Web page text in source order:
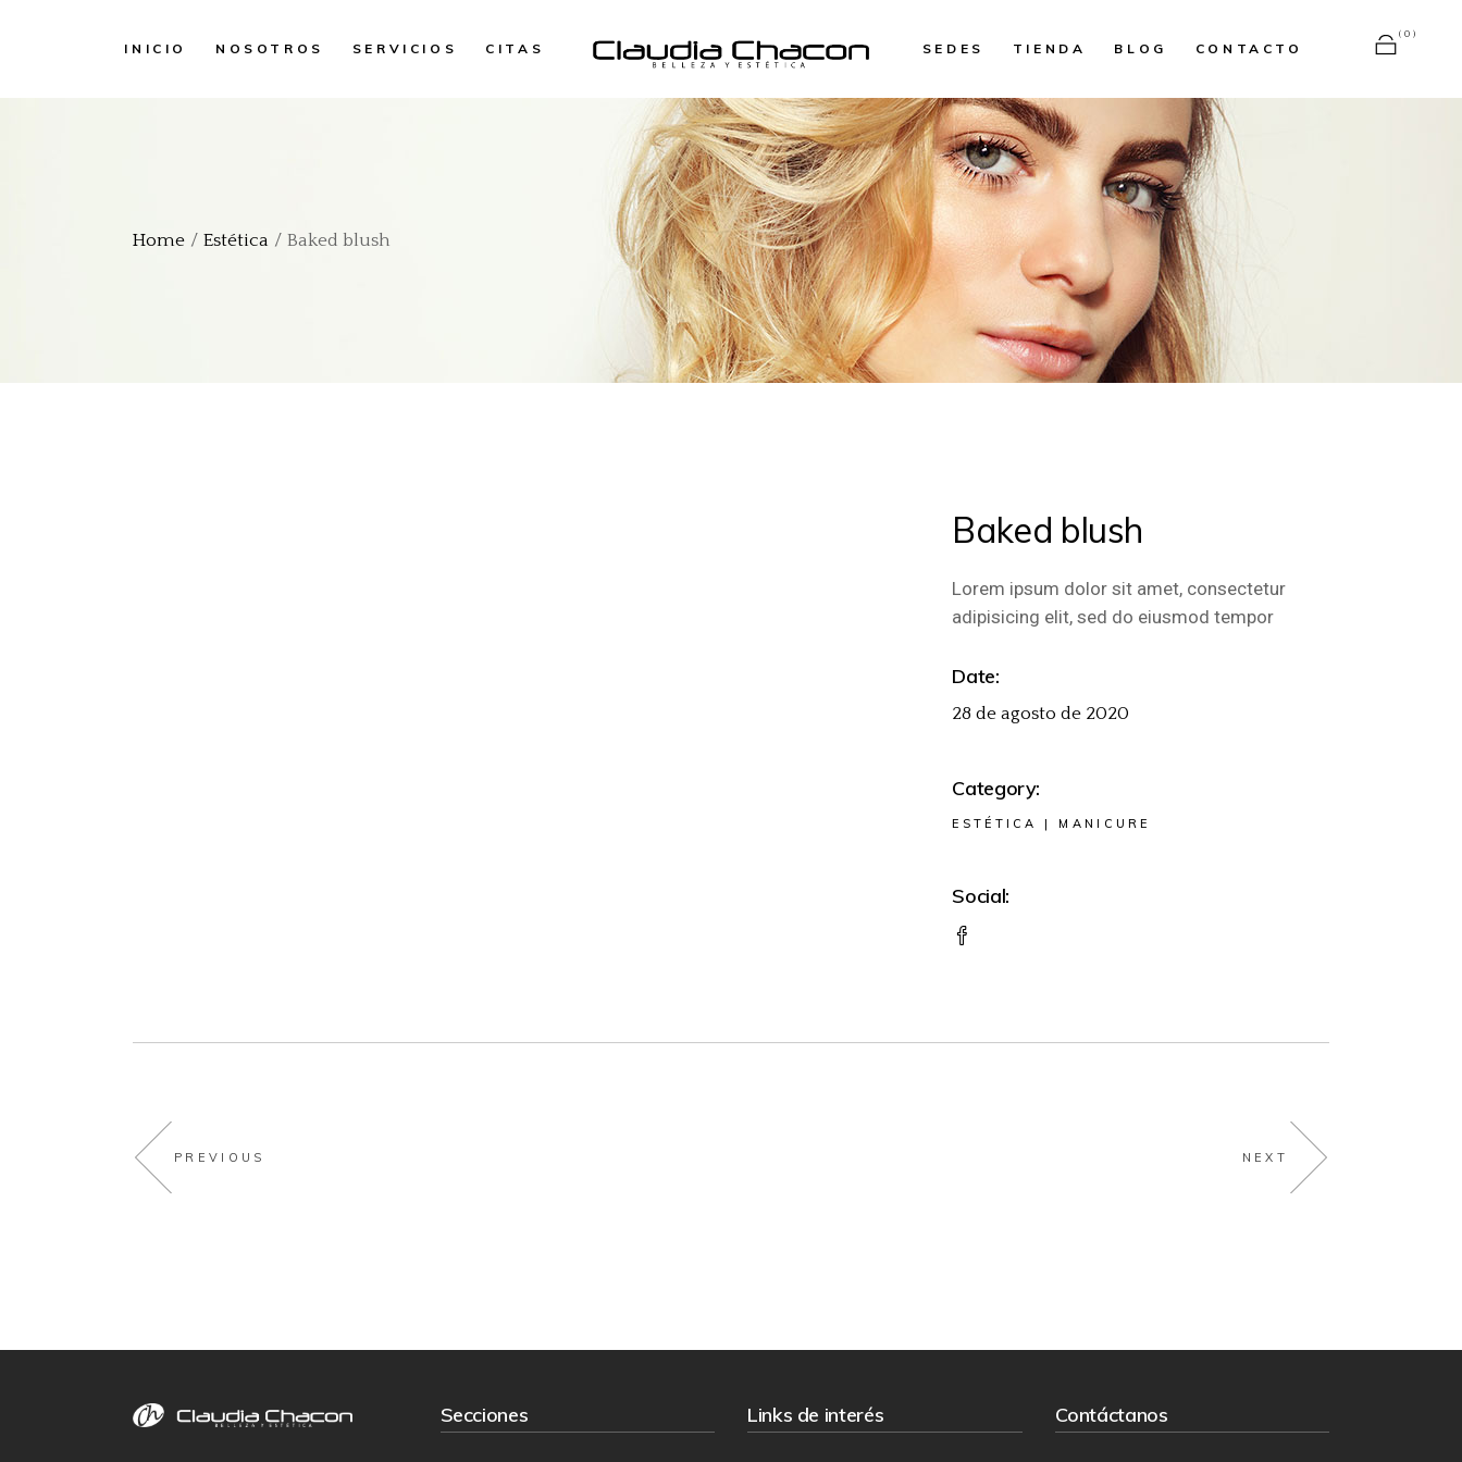
INICIO NOSOTROS SERVICIOS CITAS SEDES TIENDA BLOG CONTACTO
(0)
Home Estética Baked blush
Baked blush
Lorem ipsum dolor sit amet, consectetur
adipisicing elit, sed do eiusmod tempor
Date:
28 de agosto de 2020
Category:
ESTÉTICA MANICURE
Social:
PREVIOUS NEXT
Secciones Links de interés Contáctanos